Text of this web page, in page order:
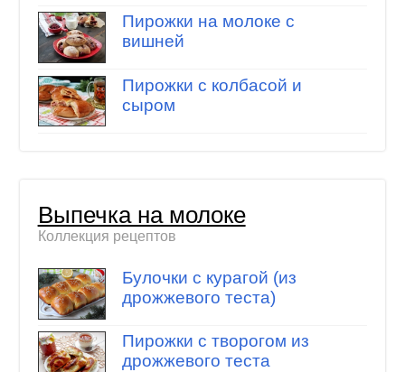
Пирожки на молоке с
вишней
Пирожки с колбасой и
сыром
Выпечка на молоке
Коллекция рецептов
Булочки с курагой (из
дрожжевого теста)
Пирожки с творогом из
дрожжевого теста